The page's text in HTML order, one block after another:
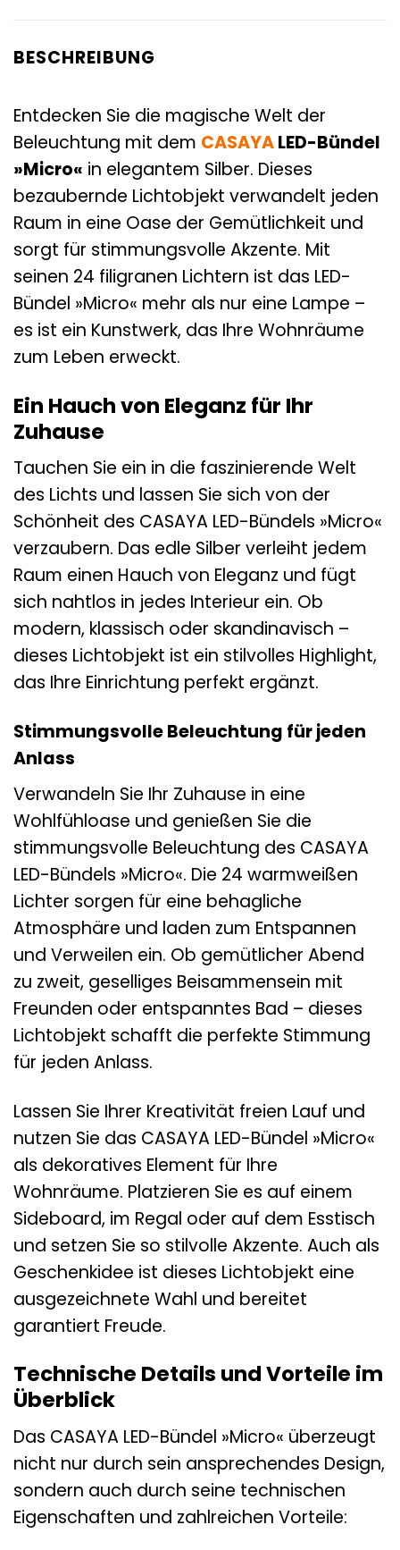
BESCHREIBUNG
Entdecken Sie die magische Welt der
Beleuchtung mit dem CASAYALED-Bündel
»Micro« in elegantem Silber. Dieses
bezaubernde Lichtobjekt verwandelt jeden
Raum in eine Oase der Gemütlichkeit und
sorgt für stimmungsvolle Akzente. Mit
seinen 24 filigranen Lichtern ist das LED-
Bündel »Micro« mehr als nur eine Lampe –
es ist ein Kunstwerk, das Ihre Wohnräume
zum Leben erweckt.
Ein Hauch von Eleganz für Ihr
Zuhause
Tauchen Sie ein in die faszinierende Welt
des Lichts und lassen Sie sich von der
Schönheit des CASAYA LED-Bündels »Micro«
verzaubern. Das edle Silber verleiht jedem
Raum einen Hauch von Eleganz und fügt
sich nahtlos in jedes Interieur ein. Ob
modern, klassisch oder skandinavisch –
dieses Lichtobjekt ist ein stilvolles Highlight,
das Ihre Einrichtung perfekt ergänzt.
Stimmungsvolle Beleuchtung für jeden
Anlass
Verwandeln Sie Ihr Zuhause in eine
Wohlfühloase und genießen Sie die
stimmungsvolle Beleuchtung des CASAYA
LED-Bündels »Micro«. Die 24 warmweißen
Lichter sorgen für eine behagliche
Atmosphäre und laden zum Entspannen
und Verweilen ein. Ob gemütlicher Abend
zu zweit, geselliges Beisammensein mit
Freunden oder entspanntes Bad – dieses
Lichtobjekt schafft die perfekte Stimmung
für jeden Anlass.
Lassen Sie Ihrer Kreativität freien Lauf und
nutzen Sie das CASAYA LED-Bündel »Micro«
als dekoratives Element für Ihre
Wohnräume. Platzieren Sie es auf einem
Sideboard, im Regal oder auf dem Esstisch
und setzen Sie so stilvolle Akzente. Auch als
Geschenkidee ist dieses Lichtobjekt eine
ausgezeichnete Wahl und bereitet
garantiert Freude.
Technische Details und Vorteile im
Überblick
Das CASAYA LED-Bündel »Micro« überzeugt
nicht nur durch sein ansprechendes Design,
sondern auch durch seine technischen
Eigenschaften und zahlreichen Vorteile: